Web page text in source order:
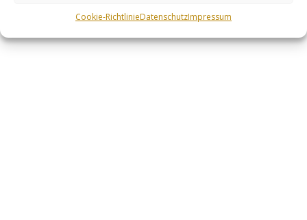
Cookie-RichtlinieDatenschutzImpressum